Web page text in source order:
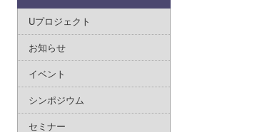
Uプロジェクト
お知らせ
イベント
シンポジウム
セミナー